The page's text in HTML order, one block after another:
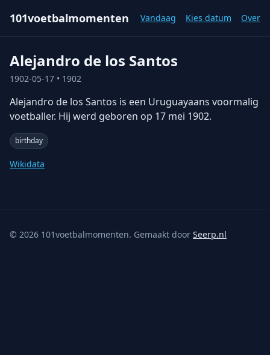
101voetbalmomenten Vandaag Kies datum Over
Alejandro de los Santos
1902-05-17 • 1902
Alejandro de los Santos is een Uruguayaans voormalig
voetballer. Hij werd geboren op 17 mei 1902.
birthday
Wikidata
© 2026 101voetbalmomenten. Gemaakt door Seerp.nl